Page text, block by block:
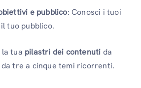
e pubblico: Conosci i tuoi
tuo pubblico.
la tua pilastri dei contenuti da
da tre a cinque temi ricorrenti.